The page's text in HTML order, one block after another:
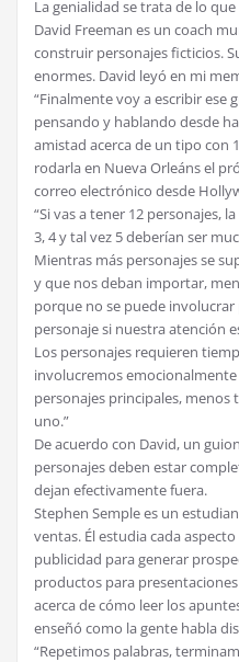
La genialidad se trata de lo
David Freeman es un coach
construir personajes ficticios.
enormes. David leyó en mi
“Finalmente voy a escribir ese
pensando y hablando desde
amistad acerca de un tipo con
rodarla en Nueva Orleáns el
correo electrónico desde
“Si vas a tener 12 personajes,
3, 4 y tal vez 5 deberían ser
Mientras más personajes se
y que nos deban importar,
porque no se puede
personaje si nuestra atención
Los personajes requieren
involucremos
personajes principales,
uno.”
De acuerdo con David, un
personajes deben estar
dejan efectivamente fuera.
Stephen Semple es un
ventas. Él estudia cada
publicidad para generar
productos para
acerca de cómo leer los
enseñó como la gente habla
“Repetimos palabras,